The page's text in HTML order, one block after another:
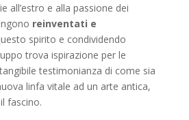
all’estro e alla passione dei
reinventati e
spirito e condividendo
trova ispirazione per le
testimonianza di come sia
linfa vitale ad un arte antica,
fascino.